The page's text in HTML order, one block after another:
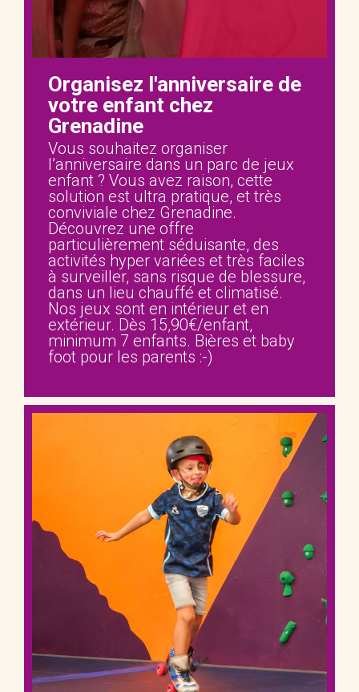
Organisez l'anniversaire de
votre enfant chez
Grenadine
Vous souhaitez organiser
l’anniversaire dans un parc de jeux
enfant ? Vous avez raison, cette
solution est ultra pratique, et très
conviviale chez Grenadine.
Découvrez une offre
particulièrement séduisante, des
activités hyper variées et très faciles
à surveiller, sans risque de blessure,
dans un lieu chauffé et climatisé.
Nos jeux sont en intérieur et en
extérieur. Dès 15,90€/enfant,
minimum 7 enfants. Bières et baby
foot pour les parents :-)